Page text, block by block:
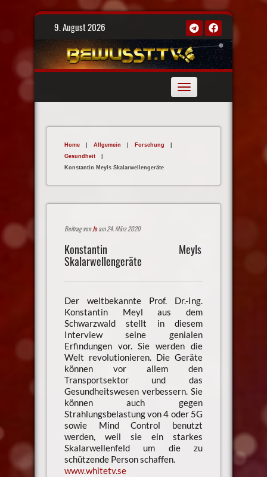
Skip
9. August 2026
Toggle
navigation
Home | Allgemein | Forschung
|
Gesundheit
|
Konstantin Meyls Skalarwellengeräte
Beitrag vonJoam 24. März 2020
Konstantin Meyls
Skalarwellengeräte
Der weltbekannte Prof. Dr.-Ing.
Konstantin Meyl aus dem
Schwarzwald stellt in diesem
Interview seine genialen
Erfindungen vor. Sie werden die
Welt revolutionieren. Die Geräte
können vor allem den
Transportsektor und das
Gesundheitswesen verbessern. Sie
können auch gegen
Strahlungsbelastung von 4 oder 5G
sowie Mind Control benutzt
werden, weil sie ein starkes
Skalarwellenfeld um die zu
schützende Person schaffen.
www.whitetv.se